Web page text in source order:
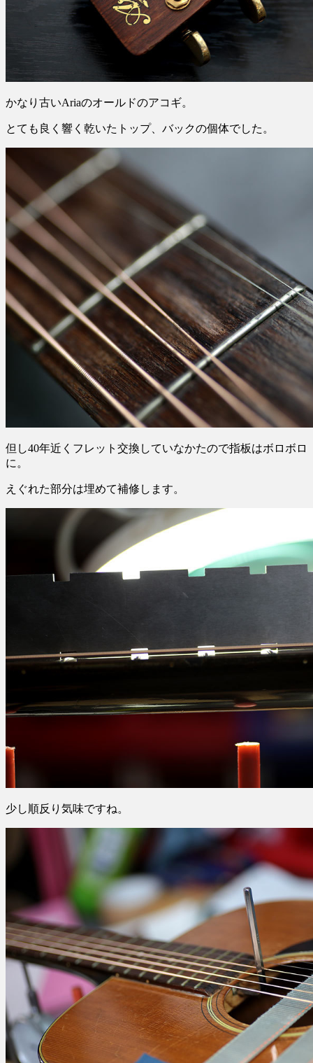
かなり古いAriaのオールドのアコギ。
とても良く響く乾いたトップ、バックの個体でした。
但し40年近くフレット交換していなかたので指板はボロボロ
に。
えぐれた部分は埋めて補修します。
少し順反り気味ですね。